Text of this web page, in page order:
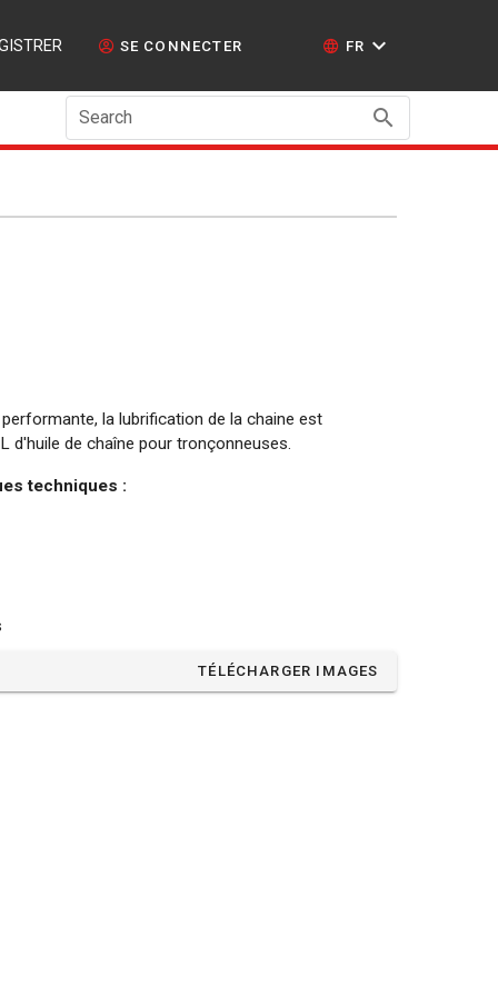
SE CONNECTER FR
Search
la lubrification de la chaine est
d'huile de chaîne pour tronçonneuses.
techniques :
TÉLÉCHARGER IMAGES